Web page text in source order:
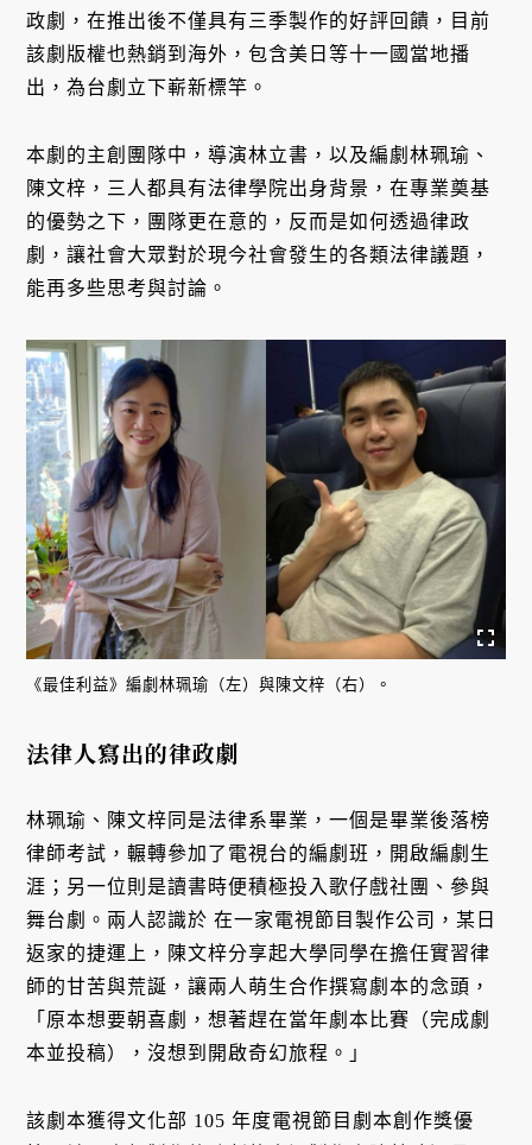
政劇，在推出後不僅具有三季製作的好評回饋，目前
該劇版權也熱銷到海外，包含美日等十一國當地播
出，為台劇立下嶄新標竿。
本劇的主創團隊中，導演林立書，以及編劇林珮瑜、
陳文梓，三人都具有法律學院出身背景，在專業奠基
的優勢之下，團隊更在意的，反而是如何透過律政
劇，讓社會大眾對於現今社會發生的各類法律議題，
能再多些思考與討論。
《最佳利益》編劇林珮瑜（左）與陳文梓（右）。
法律人寫出的律政劇
林珮瑜、陳文梓同是法律系畢業，一個是畢業後落榜
律師考試，輾轉參加了電視台的編劇班，開啟編劇生
涯；另一位則是讀書時便積極投入歌仔戲社團、參與
舞台劇。兩人認識於 在一家電視節目製作公司，某日
返家的捷運上，陳文梓分享起大學同學在擔任實習律
師的甘苦與荒誕，讓兩人萌生合作撰寫劇本的念頭，
「原本想要朝喜劇，想著趕在當年劇本比賽（完成劇
本並投稿），沒想到開啟奇幻旅程。」
該劇本獲得文化部 105 年度電視節目劇本創作獎優